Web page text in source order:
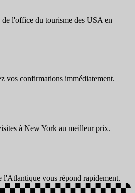
l'office du tourisme des USA en
vos confirmations immédiatement.
à New York au meilleur prix.
l'Atlantique vous répond rapidement.